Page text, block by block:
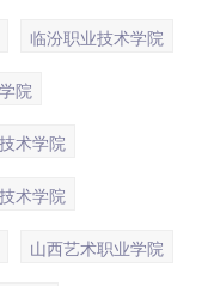
临汾职业技术学院
院
术学院
术学院
山西艺术职业学院